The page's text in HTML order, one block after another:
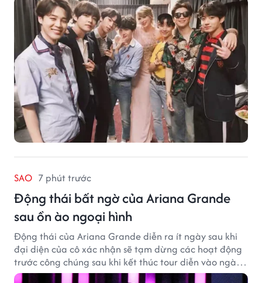
SAO 7 phút trước
Động thái bất ngờ của Ariana Grande
sau ồn ào ngoại hình
Động thái của Ariana Grande diễn ra ít ngày sau khi
đại diện của cô xác nhận sẽ tạm dừng các hoạt động
trước công chúng sau khi kết thúc tour diễn vào ngày
1/9.